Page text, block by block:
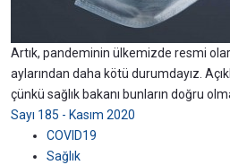
Artık, pandeminin ülkemizde resmi
aylarından daha kötü durumdayız.
çünkü sağlık bakanı bunların doğru
Sayı 185 - Kasım 2020
COVID19
Sağlık